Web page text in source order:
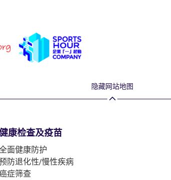
隐藏网站地图
康检查及疫苗
面健康防护
防退化性/慢性疾病
症筛查